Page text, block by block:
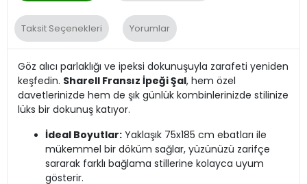
Taksit Seçenekleri Yorumlar
Göz alıcı parlaklığı ve ipeksi dokunuşuyla zarafeti yeniden
keşfedin. Sharell Fransız İpeği Şal, hem özel
davetlerinizde hem de şık günlük kombinlerinizde stilinize
lüks bir dokunuş katıyor.
İdeal Boyutlar: Yaklaşık 75x185 cm ebatları ile
mükemmel bir döküm sağlar, yüzünüzü zarifçe
sararak farklı bağlama stillerine kolayca uyum
gösterir.